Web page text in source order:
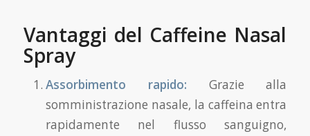
Vantaggi del Caffeine Nasal
Spray
Assorbimento rapido: Grazie alla
somministrazione nasale, la caffeina entra
rapidamente nel flusso sanguigno,